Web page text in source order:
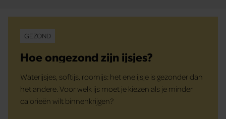
GEZOND
Hoe ongezond zijn ijsjes?
Waterijsjes, softijs, roomijs: het ene ijsje is gezonder dan
het andere. Voor welk ijs moet je kiezen als je minder
calorieën wilt binnenkrijgen?